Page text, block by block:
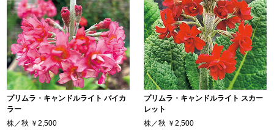
プリムラ・キャンドルライト バイカ
ラー
株／秋 ￥2,500
プリムラ・キャンドルライト スカー
レット
株／秋 ￥2,500